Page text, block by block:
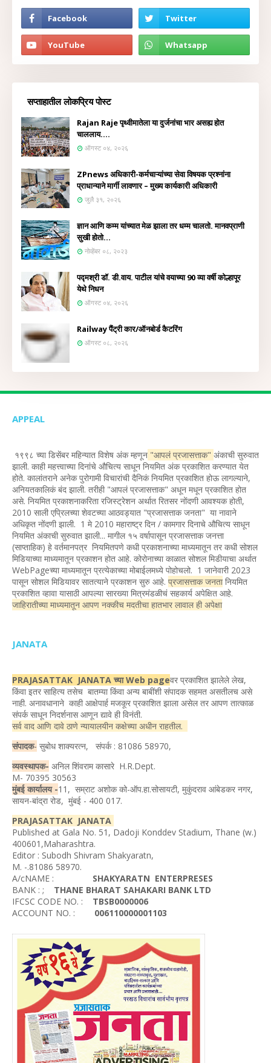
सप्ताहातील लोकप्रिय पोस्ट
Rajan Raje पृथ्वीमातेला या दुर्जनांचा भार असह्य होत
चाललाय....
ऑगस्ट ०४, २०२६
ZPnews अधिकारी-कर्मचाऱ्यांच्या सेवा विषयक प्रश्नांना
प्राधान्याने मार्गी लावणार – मुख्य कार्यकारी अधिकारी
जुलै ३१, २०२६
ज्ञान आणि कम्म यांच्यात मेळ झाला तर धम्म चालतो. मानवप्राणी
सुखी होतो...
नोव्हेंबर ०८, २०२३
पद्मश्री डॉ. डी.वाय. पाटील यांचे वयाच्या 90 व्या वर्षी कोल्हापूर
येथे निधन
ऑगस्ट ०४, २०२६
Railway पैंट्री कार/ऑनबोर्ड कैटरिंग
ऑगस्ट ०८, २०२६
APPEAL
१९९८ च्या डिसेंबर महिन्यात विशेष अंक म्हणून "आपलं प्रजासत्ताक" अंकाची सुरुवात
झाली. काही महत्त्वाच्या दिनांचे औचित्य साधून नियमित अंक प्रकाशित करण्यात येत
होते. कालांतराने अनेक पुरोगामी विचारांची दैनिकं नियमित प्रकाशित होऊ लागल्याने,
अनियतकालिकं बंद झाली. तरीही "आपलं प्रजासत्ताक" अधून मधून प्रकाशित होत
असे. नियमित प्रकाशनाकरिता रजिस्ट्रेशन अर्थात रितसर नोंदणी आवश्यक होती,
2010 साली एप्रिलच्या शेवटच्या आठवड्यात "प्रजासत्ताक जनता" या नावाने
अधिकृत नोंदणी झाली. 1 मे 2010 महाराष्ट्र दिन / कामगार दिनाचे औचित्य साधून
नियमित अंकाची सुरुवात झाली... मागील १५ वर्षापासून प्रजासत्ताक जनत्ता
(साप्ताहिक) हे वर्तमानपत्र नियमितपणे कधी प्रकाशनाच्या माध्यमातून तर कधी सोशल
मिडियाच्या माध्यमातून प्रकाशन होत आहे. कोरोनाच्या काळात सोशल मिडीयाचा अर्थात
WebPageच्या माध्यमातून प्रत्येकाच्या मोबाईलमध्ये पोहोचलो. 1 जानेवारी 2023
पासून सोशल मिडियावर सातत्याने प्रकाशन सुरु आहे. प्रजासत्ताक जनतानियमित
प्रकाशित व्हावा यासाठी आपल्या सारख्या मित्रमंडळीचं सहकार्य अपेक्षित आहे.
जाहिरातीच्या माध्यमातून आपण नक्कीच मदतीचा हातभार लावाल ही अपेक्षा
JANATA
PRAJASATTAK JANATA च्या Web pageवर प्रकाशित झालेले लेख,
किंवा इतर साहित्य तसेच बातम्या किंवा अन्य बाबींशी संपादक सहमत असतीलच असे
नाही. अनावधानाने काही आक्षेपार्ह मजकूर प्रकाशित झाला असेल तर आपण तात्काळ
संपर्क साधून निदर्शनास आणून द्यावे ही विनंती.
सर्व वाद आणि दावे ठाणे न्यायालयीन कक्षेच्या अधीन राहतील.
संपादक- सुबोध शाक्यरत्न, संपर्क : 81086 58970,
व्यवस्थापक- अनिल शिंवराम कासारे H.R.Dept.
M- 70395 30563
मुंबई कार्यालय -11, सम्राट अशोक को-ऑप.हा.सोसायटी, मुकुंदराव आंबेडकर नगर,
सायन-बांद्रा रोड, मुंबई - 400 017.
PRAJASATTAK JANATA
Published at Gala No. 51, Dadoji Konddev Stadium, Thane (w.)
400601,Maharashtra.
Editor : Subodh Shivram Shakyaratn,
M. -.81086 58970.
A/cNAME : SHAKYARATN ENTERPRESES
BANK : ; THANE BHARAT SAHAKARI BANK LTD
IFCSC CODE NO. : TBSB0000006
ACCOUNT NO. : 006110000001103